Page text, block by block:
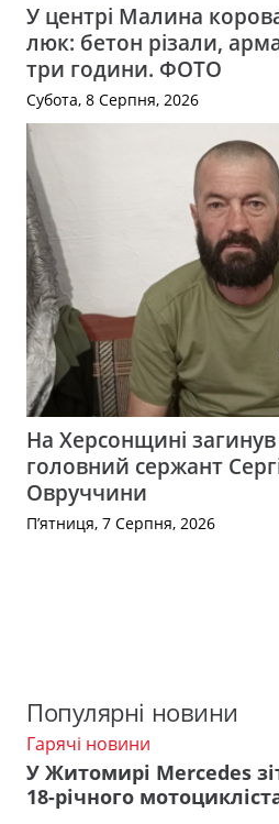
У центрі Малина
люк: бетон різали,
три години. ФОТО
Субота, 8 Серпня, 2026
На Херсонщині
головний сержант
Овруччини
П’ятниця, 7 Серпня, 2026
Популярні новини
Гарячі новини
У Житомирі Mercedes
18-річного